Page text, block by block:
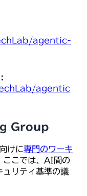
agentic-
agentic
Group
けに専門のワーキ
ここでは、AI間の
ュリティ基準の議